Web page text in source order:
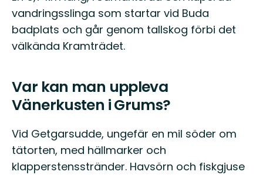
vandringsslinga som startar vid Buda
badplats och går genom tallskog förbi det
välkända Kramträdet.
Var kan man uppleva
Vänerkusten i Grums?
Vid Getgarsudde, ungefär en mil söder om
tätorten, med hällmarker och
klapperstensstränder. Havsörn och fiskgjuse